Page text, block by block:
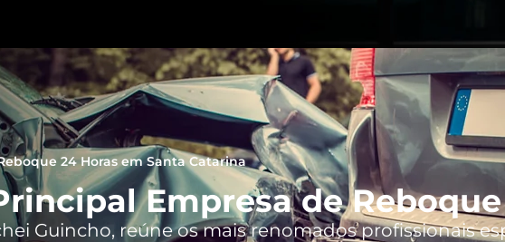
24 Horas em Santa Catarina
Empresa de
Guincho, reúne os mais renomados profissionais